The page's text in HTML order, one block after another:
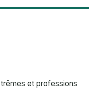
et professions